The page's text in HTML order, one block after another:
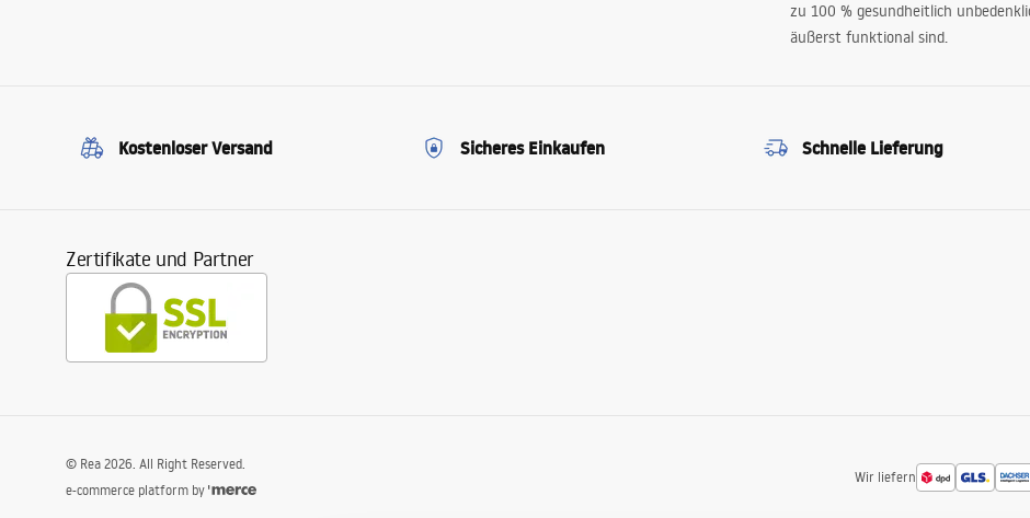
zu 100 % gesundheitlich
äußerst funktional sind.
Kostenloser Versand Sicheres Einkaufen Schnelle Lieferung
Zertifikate und Partner
Wir liefern
© Rea 2026. All Right Reserved.
e-commerce platform by